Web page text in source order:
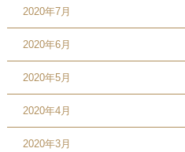
2020年7月
2020年6月
2020年5月
2020年4月
2020年3月